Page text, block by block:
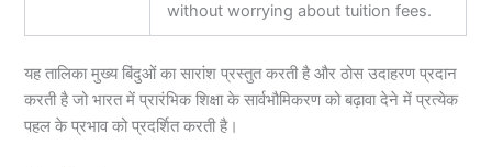
without worrying about tuition fees.
यह तालिका मुख्य बिंदुओं का सारांश प्रस्तुत करती है और ठोस उदाहरण प्रदान
करती है जो भारत में प्रारंभिक शिक्षा के सार्वभौमिकरण को बढ़ावा देने में प्रत्येक
पहल के प्रभाव को प्रदर्शित करती है।